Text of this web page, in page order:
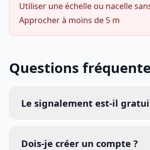
Utiliser une échelle ou nacelle
Approcher à moins de 5 m
Questions
Le signalement est-il
Dois-je créer un compte ?